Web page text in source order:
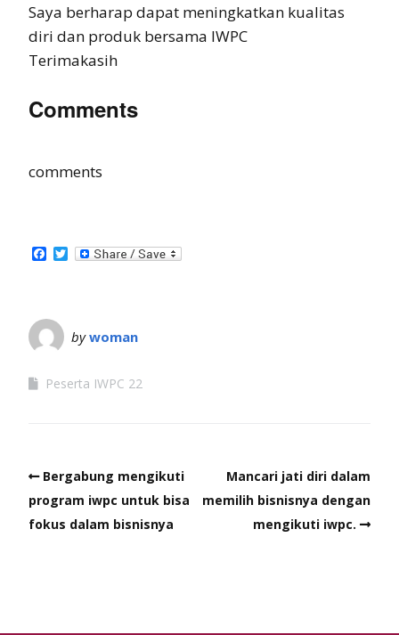
Saya berharap dapat meningkatkan kualitas
diri dan produk bersama IWPC
Terimakasih
Comments
comments
Facebook
Twitter
bywoman
Peserta IWPC 22
Bergabung mengikuti
program iwpc untuk bisa
fokus dalam bisnisnya
Mancari jati diri dalam
memilih bisnisnya dengan
mengikuti iwpc.